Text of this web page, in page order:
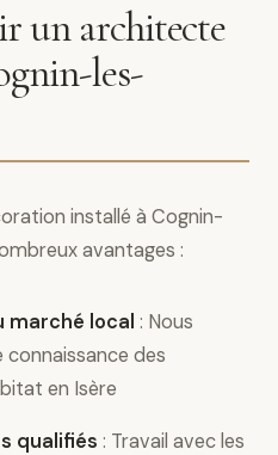
un architecte
les-
installé à Cognin-
avantages :
marché local : Nous
des
en Isère
qualifiés : Travail avec les